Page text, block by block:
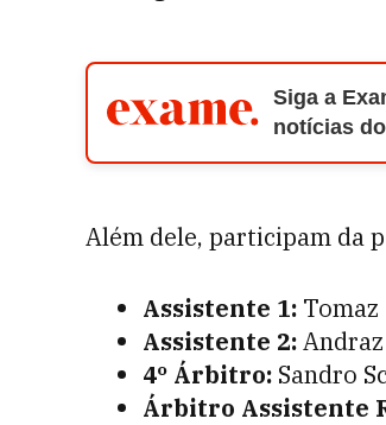
Siga a
notícias
Além dele, participam da
Assistente 1:
Assistente 2:
4º Árbitro: Sandro
Árbitro Assistente